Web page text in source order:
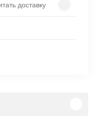
доставку